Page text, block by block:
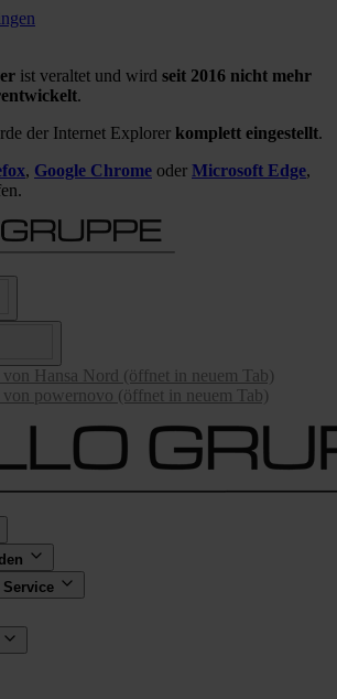
ist veraltet und wird seit 2016 nicht mehr
.
der Internet Explorer komplett eingestellt.
, Google Chrome oder Microsoft Edge,